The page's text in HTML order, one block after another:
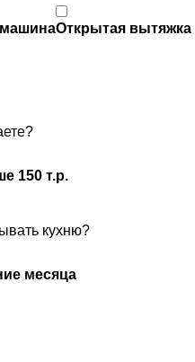
машинаОткрытая вытяжка
150 т.р.
кухню?
месяца